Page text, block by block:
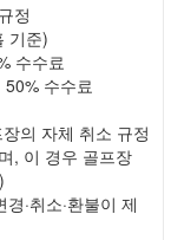
정
기준)
수수료
수수료
의 자체 취소 규정
, 이 경우 골프장
·취소·환불이 제